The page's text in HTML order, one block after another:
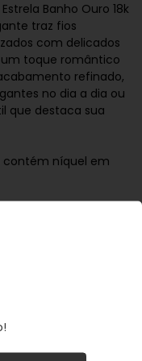
Banho Ouro 18k
traz fios
com delicados
toque romântico
refinado,
no dia a dia ou
que destaca sua
contém níquel em
em sua